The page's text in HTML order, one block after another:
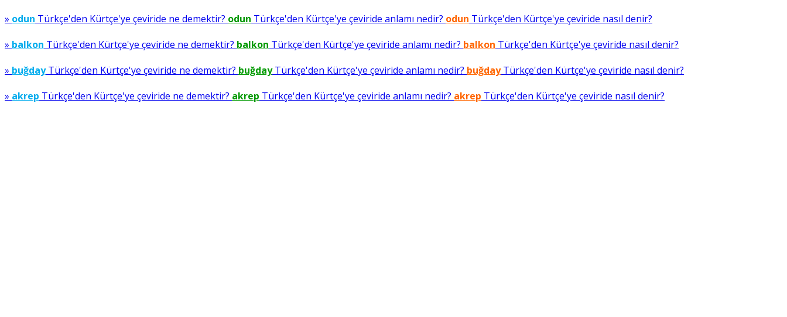
» odun Türkçe'den Kürtçe'ye çeviride ne demektir? odun Türkçe'den Kürtçe'ye çeviride anlamı nedir? odun Türkçe'den Kürtçe'ye çeviride nasıl denir?
» balkon Türkçe'den Kürtçe'ye çeviride ne demektir? balkon Türkçe'den Kürtçe'ye çeviride anlamı nedir? balkon Türkçe'den Kürtçe'ye çeviride nasıl denir?
» buğdayTürkçe'den Kürtçe'ye çeviride ne demektir? buğdayTürkçe'den Kürtçe'ye çeviride anlamı nedir? buğdayTürkçe'den Kürtçe'ye çeviride nasıl denir?
» akrep Türkçe'den Kürtçe'ye çeviride ne demektir? akrep Türkçe'den Kürtçe'ye çeviride anlamı nedir? akrep Türkçe'den Kürtçe'ye çeviride nasıl denir?